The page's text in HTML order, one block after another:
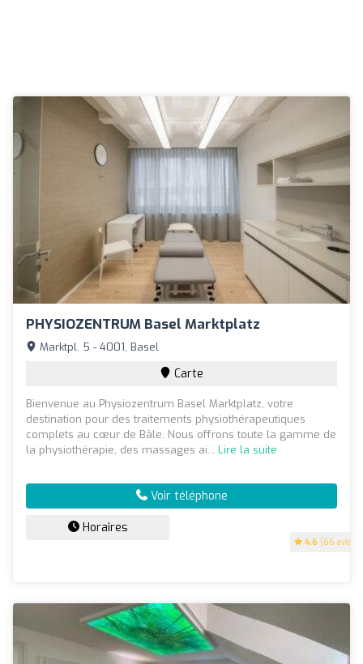
PHYSIOZENTRUM Basel Marktplatz
4.6 (66 avis)
Marktpl. 5 - 4001, Basel
Carte
Bienvenue au Physiozentrum Basel Marktplatz, votre
destination pour des traitements physiothérapeutiques
complets au cœur de Bâle. Nous offrons toute la gamme de
la physiothérapie, des massages ai... Lire la suite
Voir téléphone
Horaires